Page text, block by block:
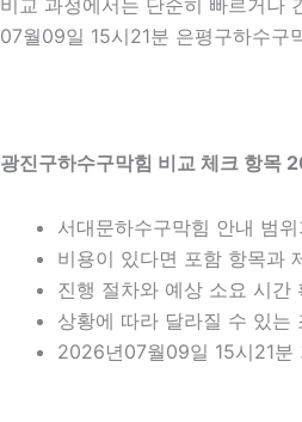
비교 과정에서는 단순히 빠르거나
07월09일 15시21분 은평구하수구
광진구하수구막힘 비교 체크 항목
서대문하수구막힘 안내 범
비용이 있다면 포함 항목과
진행 절차와 예상 소요 시간
상황에 따라 달라질 수 있는
2026년07월09일 15시21분